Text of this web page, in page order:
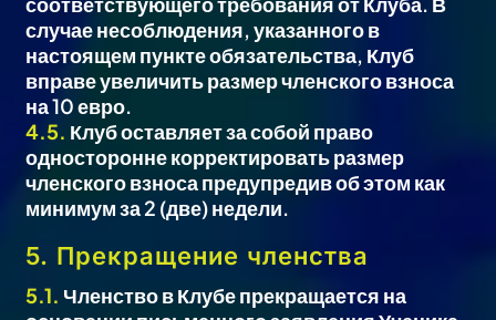
случае несоблюдения, указанного в
настоящем пункте обязательства, Клуб
вправе увеличить размер членского взноса
на 10 евро.
4.5. Клуб оставляет за собой право
односторонне корректировать размер
членского взноса предупредив об этом как
минимум за 2 (две) недели.
5. Прекращение членства
5.1. Членство в Клубе прекращается на